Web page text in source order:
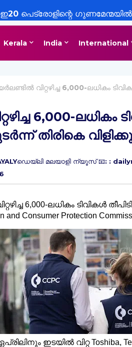
ഇ20 പെട്രോളിന്റെ
എണ്ണക്കമ്പനികൾ; ചട്ടങ്ങൾ
വ്യക്തമാക്കി സംയുക്ത
Kerala India International
വിറ്റഴിച്ച 6,000-ലധികം
6,000-ലധികം
തിരികെ
മലയാളി ന്യൂസ് 📧: :
6,000-ലധികം ടിവികൾ
Consumer Protection
ഇടയിൽ വിറ്റ Toshiba,
ഡെയ്‌ലി മലയാളി